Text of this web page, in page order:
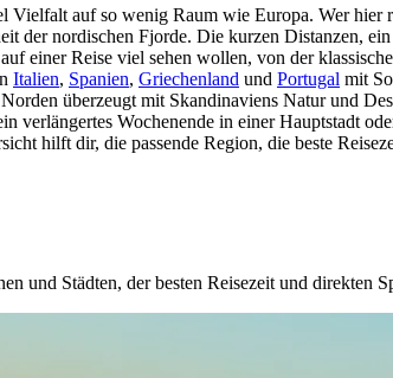
Vielfalt auf so wenig Raum wie Europa. Wer
der nordischen Fjorde. Die kurzen Distanzen,
einer Reise viel sehen wollen, von der
Italien, Spanien, Griechenland und Portugal mit
überzeugt mit Skandinaviens Natur und
verlängertes Wochenende in einer Hauptstadt
hilft dir, die passende Region, die beste
und Städten, der besten Reisezeit und direkten